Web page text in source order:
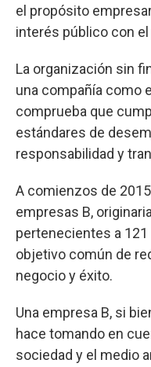
el propósito
interés público con el
La organización sin
una compañía como
comprueba que
estándares de
responsabilidad y
A comienzos de
empresas B,
pertenecientes a 121
objetivo común de
negocio y éxito.
Una empresa B, si
hace tomando en
sociedad y el medio